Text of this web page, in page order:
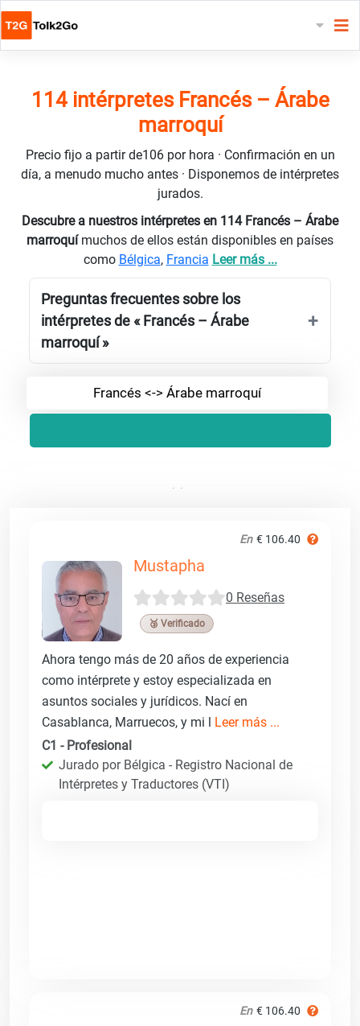
114 intérpretes Francés – Árabe
marroquí
Precio fijo a partir de106 por hora · Confirmación en un
día, a menudo mucho antes · Disponemos de intérpretes
jurados.
Descubre a nuestros intérpretes en 114 Francés – Árabe
marroquímuchos de ellos están disponibles en países
como Bélgica, Francia Leer más ...
Preguntas frecuentes sobre los
intérpretes de « Francés – Árabe
marroquí »
Francés <-> Árabe marroquí
En € 106.40
Mustapha
0 Reseñas
🥉 Verificado
Ahora tengo más de 20 años de experiencia
como intérprete y estoy especializada en
asuntos sociales y jurídicos. Nací en
Casablanca, Marruecos, y mi l Leer más ...
C1 - Profesional
Jurado por Bélgica - Registro Nacional de
Intérpretes y Traductores (VTI)
En € 106.40